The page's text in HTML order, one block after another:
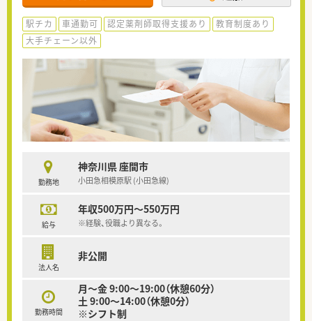
駅チカ 車通勤可 認定薬剤師取得支援あり
教育制度あり
大手チェーン以外
勤務地
神奈川県 座間市
小田急相模原駅 (小田急線)
給与
年収500万円～550万円
※経験、役職より異なる。
法人名
非公開
勤務時間
月～金 9:00～19:00（休憩60分）
土 9:00～14:00（休憩0分）
※シフト制